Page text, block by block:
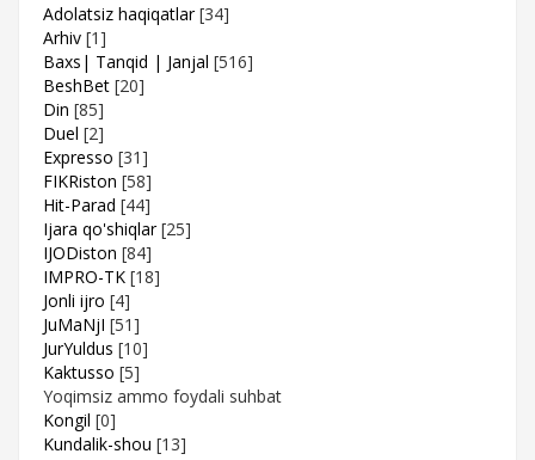
Adolatsiz haqiqatlar [34]
Arhiv [1]
Baxs| Tanqid | Janjal [516]
BeshBet [20]
Din [85]
Duel [2]
Expresso [31]
FIKRiston [58]
Hit-Parad [44]
Ijara qo'shiqlar [25]
IJODiston [84]
IMPRO-TK [18]
Jonli ijro [4]
JuMaNjI [51]
JurYuldus [10]
Kaktusso [5]
Yoqimsiz ammo foydali suhbat
Kongil [0]
Kundalik-shou [13]